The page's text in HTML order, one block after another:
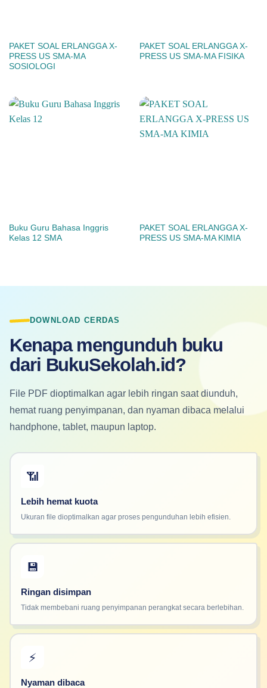
PAKET SOAL ERLANGGA X-
PRESS US SMA-MA
SOSIOLOGI
PAKET SOAL ERLANGGA X-
PRESS US SMA-MA FISIKA
Buku Guru Bahasa Inggris
Kelas 12 SMA
PAKET SOAL ERLANGGA X-
PRESS US SMA-MA KIMIA
DOWNLOAD CERDAS
Kenapa mengunduh buku
dari BukuSekolah.id?
File PDF dioptimalkan agar lebih ringan saat diunduh,
hemat ruang penyimpanan, dan nyaman dibaca melalui
handphone, tablet, maupun laptop.
📶
Lebih hemat kuota
Ukuran file dioptimalkan agar proses pengunduhan lebih efisien.
💾
Ringan disimpan
Tidak membebani ruang penyimpanan perangkat secara berlebihan.
⚡
Nyaman dibaca